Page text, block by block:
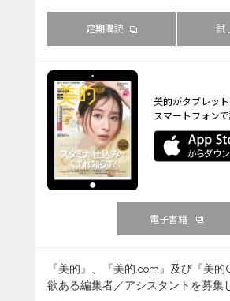
定期購読 試
美的がタブレッ
スマートフォンで
電子書籍
『美的』、『美的.com』及び『美的
欲ある編集者／アシスタントを募集